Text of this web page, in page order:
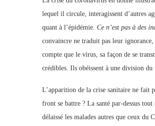
lequel il circule, interagissent d’autres
quant à l’épidémie. Ce n’est pas à des
convaincre ne traduit pas leur
compte que le virus, sa façon de se
crédibles. Ils obéissent à une division
L’apparition de la crise sanitaire ne fait
front se battre ? La santé par-dessus
délaissé les malades autres que ceux